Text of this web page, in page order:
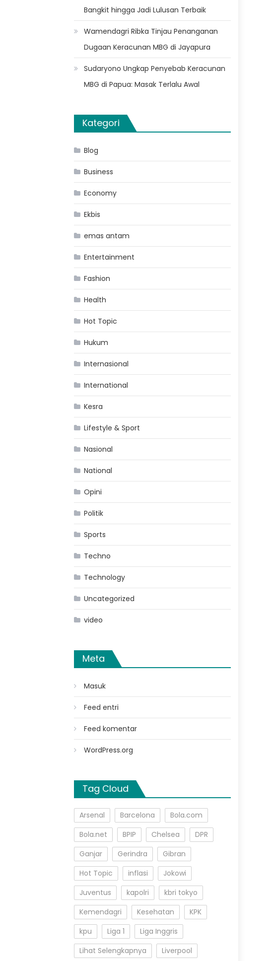
Bangkit hingga Jadi Lulusan Terbaik
Wamendagri Ribka Tinjau Penanganan
Dugaan Keracunan MBG di Jayapura
Sudaryono Ungkap Penyebab Keracunan
MBG di Papua: Masak Terlalu Awal
Kategori
Blog
Business
Economy
Ekbis
emas antam
Entertainment
Fashion
Health
Hot Topic
Hukum
Internasional
International
Kesra
Lifestyle & Sport
Nasional
National
Opini
Politik
Sports
Techno
Technology
Uncategorized
video
Meta
Masuk
Feed entri
Feed komentar
WordPress.org
Tag Cloud
Arsenal Barcelona
Bola.com
Bola.net
BPIP Chelsea
DPR
Ganjar
Gerindra
Gibran
Hot Topic
inflasi
Jokowi
Juventus
kapolri
kbri tokyo
Kemendagri
Kesehatan
KPK
kpu
Liga 1
Liga Inggris
Lihat Selengkapnya
Liverpool